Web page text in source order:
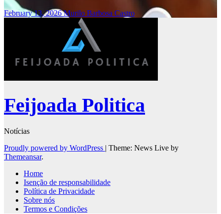
February 13, 2026Murilo Barbosa Castro
Feijoada Politica
Notícias
Proudly powered by WordPress | Theme: News Live by
Themeansar.
Home
Isenção de responsabilidade
Política de Privacidade
Sobre nós
Termos e Condições